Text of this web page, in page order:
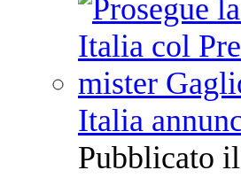
Italia
Pubblicato